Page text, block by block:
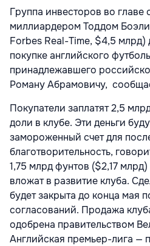
Группа инвесторов во главе
миллиардером Тоддом
Forbes Real-Time, $4,5 млрд)
покупке английского
принадлежавшего
Роману Абрамовичу,
Покупатели заплатят 2,5
доли в клубе. Эти деньги
замороженный счет для
благотворительность,
1,75 млрд фунтов ($2,17
вложат в развитие клуба.
будет закрыта до конца мая
согласований. Продажа
одобрена правительством
Английская премьер-лига —